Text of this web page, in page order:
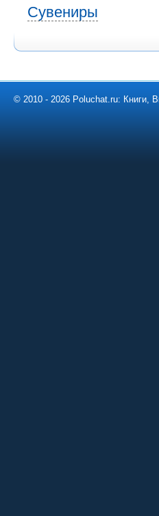
Сувениры
© 2010 - 2026 Poluchat.ru: Книги,